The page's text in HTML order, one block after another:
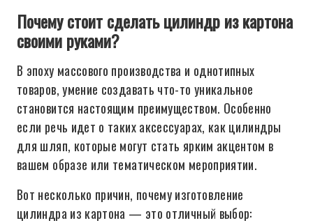
Почему стоит сделать цилиндр из картона
своими руками?
В эпоху массового производства и однотипных
товаров, умение создавать что-то уникальное
становится настоящим преимуществом. Особенно
если речь идет о таких аксессуарах, как цилиндры
для шляп, которые могут стать ярким акцентом в
вашем образе или тематическом мероприятии.
Вот несколько причин, почему изготовление
цилиндра из картона — это отличный выбор: